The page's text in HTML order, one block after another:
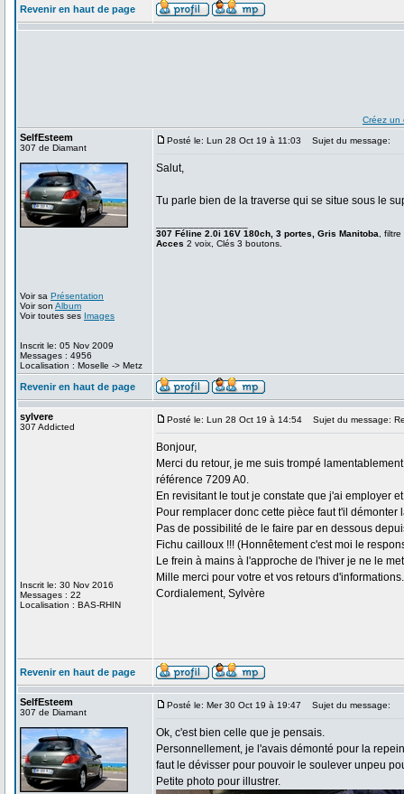
Revenir en haut de page
Créez un
SelfEsteem
307 de Diamant
Voir sa Présentation
Voir son Album
Voir toutes ses Images
Inscrit le: 05 Nov 2009
Messages : 4956
Localisation : Moselle -> Metz
Posté le: Lun 28 Oct 19 à 11:03 Sujet du message:
Salut,
Tu parle bien de la traverse qui se situe sous le
307 Féline 2.0i 16V 180ch, 3 portes, Gris Manitoba ,
Acces 2 voix, Clés 3 boutons.
Revenir en haut de page
sylvere
307 Addicted
Inscrit le: 30 Nov 2016
Messages : 22
Localisation : BAS-RHIN
Posté le: Lun 28 Oct 19 à 14:54 Sujet du message:
Bonjour,
Merci du retour, je me suis trompé
référence 7209 A0.
En revisitant le tout je constate que j'ai employer
Pour remplacer donc cette pièce faut t'il démonter
Pas de possibilité de le faire par en dessous
Fichu cailloux !!! (Honnêtement c'est moi le
Le frein à mains à l'approche de l'hiver je ne le
Mille merci pour votre et vos retours d'informations.
Cordialement, Sylvère
Revenir en haut de page
SelfEsteem
307 de Diamant
Posté le: Mer 30 Oct 19 à 19:47 Sujet du message:
Ok, c'est bien celle que je pensais.
Personnellement, je l'avais démonté pour la
faut le dévisser pour pouvoir le soulever unpeu
Petite photo pour illustrer.